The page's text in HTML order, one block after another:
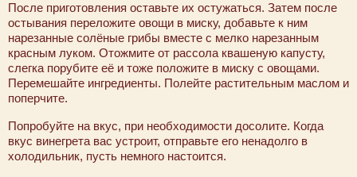
После приготовления оставьте их остужаться. Затем после
остывания переложите овощи в миску, добавьте к ним
нарезанные солёные грибы вместе с мелко нарезанным
красным луком. Отожмите от рассола квашеную капусту,
слегка порубите её и тоже положите в миску с овощами.
Перемешайте ингредиенты. Полейте растительным маслом и
поперчите.
Попробуйте на вкус, при необходимости досолите. Когда
вкус винегрета вас устроит, отправьте его ненадолго в
холодильник, пусть немного настоится.